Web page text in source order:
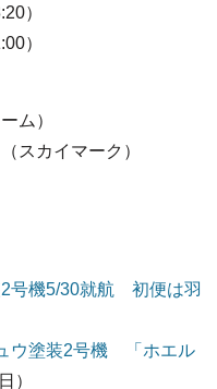
）
）
ム）
（スカイマーク）
号機5/30就航 初便は羽
ウ塗装2号機 「ホエル
）